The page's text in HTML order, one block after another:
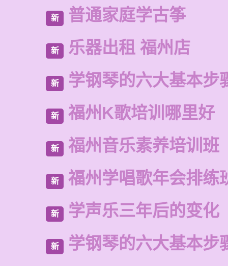
新 普通家庭学古筝
新 乐器出租 福州店
新 学钢琴的六大基本步
新 福州K歌培训哪里好
新 福州音乐素养培训班
新 福州学唱歌年会排练
新 学声乐三年后的变化
新 学钢琴的六大基本步